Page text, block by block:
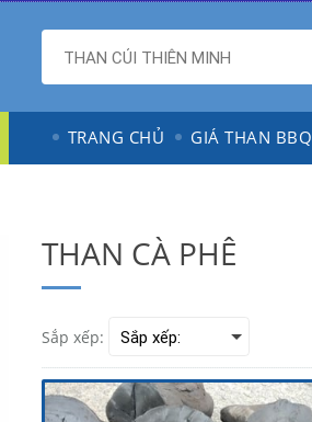
TRANG CHỦ GIÁ THAN BBQ
THAN CÀ PHÊ
Sắp xếp: